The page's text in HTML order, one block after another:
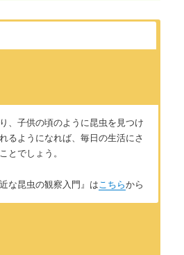
、子供の頃のように昆虫を見つけ
るようになれば、毎日の生活にさ
とでしょう。
な昆虫の観察入門』はこちらから